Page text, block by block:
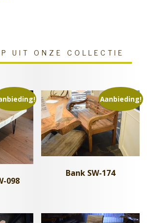
UIT ONZE COLLECTIE
098
Aanbieding!
Bank SW-174